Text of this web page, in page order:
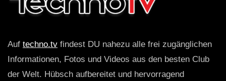
Auf techno.tv findest DU nahezu alle frei zugänglichen
Informationen, Fotos und Videos aus den besten Club
der Welt. Hübsch aufbereitet und hervorragend